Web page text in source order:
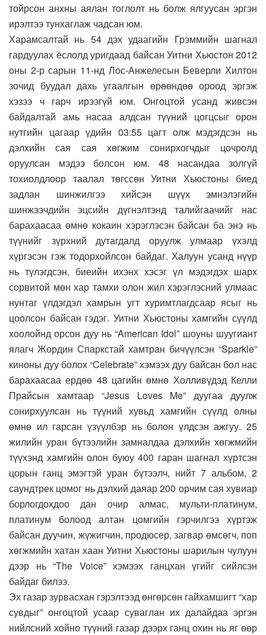
тойрсон анхны аялан тоглолт нь болж ялгуусан эргэн
ирэлтээ тунхаглаж чадсан юм.
Харамсалтай нь 54 дэх удаагийн Грэммийн шагнал
гардуулах ёслолд уригдаад байсан Уитни Хьюстон 2012
оны 2-р сарын 11-нд Лос-Анжелесын Беверли Хилтон
зочид буудал дахь угаалгын өрөөндөө ороод эргэж
хэзээ ч гарч ирээгүй юм. Онгоцтой усанд живсэн
байдалтай амь насаа алдсан түүний цогцсыг орон
нутгийн цагаар үдийн 03:55 цагт олж мэдэгдсэн нь
дэлхийн сая сая хөгжим сонирхогчдыг цочролд
оруулсан мэдээ болсон юм. 48 насандаа золгүй
тохиолдлоор таалал төгссөн Уитни Хьюстоны биед
задлан шинжилгээ хийсэн шүүх эмнэлэгийн
шинжээчдийн эцсийн дүгнэлтэнд талийгаачийг нас
барахаасаа өмнө кокаин хэрэглэсэн байсан ба энэ нь
түүнийг зүрхний дутагдалд оруулж улмаар үхэлд
хүргэсэн гэж тодорхойлсон байдаг. Халуун усанд нүүр
нь түлэгдсэн, биеийн ихэнх хэсэг үл мэдэгдэх шарх
сорвитой мөн хар тамхи олон жил хэрэглэсний улмаас
нунтаг үлдэгдэл хамрын угт хуримтлагдсаар ясыг нь
цоолсон байсан гэдэг. Уитни Хьюстоны хамгийн сүүлд
хоолойнд орсон дуу нь “American Idol” шоуны шуугиант
ялагч Жордин Спаркстай хамтран бичүүлсэн “Sparkle”
киноны дуу болох “Celebrate” хэмээх дуу байсан бол нас
барахаасаа ердөө 48 цагийн өмнө Холливүдэд Келли
Прайсын хамтаар “Jesus Loves Me” дуугаа дуулж
сонирхуулсан нь түүний хувьд хамгийн сүүлд олны
өмнө ил гарсан үзүүлбэр нь болон үлдсэн ажгуу. 25
жилийн уран бүтээлийн замналдаа дэлхийн хөгжмийн
түүхэнд хамгийн олон буюу 400 гаран шагнал хүртсэн
цорын ганц эмэгтэй уран бүтээлч, нийт 7 альбом, 2
саундтрек цомог нь дэлхий даяар 200 орчим сая хувиар
борлогдохдоо дан очир алмас, мульти-платинум,
платинум болоод алтан цомгийн гэрчилгээ хүртэж
байсан дуучин, жүжигчин, продюсер, загвар өмсөгч, поп
хөгжмийн хатан хаан Уитни Хьюстоны шарилын чулуун
дээр нь “The Voice” хэмээх ганцхан үгийг сийлсэн
байдаг билээ.
Эх газар зурвасхан гэрэлтээд өнгөрсөн гайхамшигт “хар
сувдыг” онгоцтой усаар суваглан их далайдаа эргэн
нийлсний хойно түүний газар дээрх ганц охин нь яг өөр